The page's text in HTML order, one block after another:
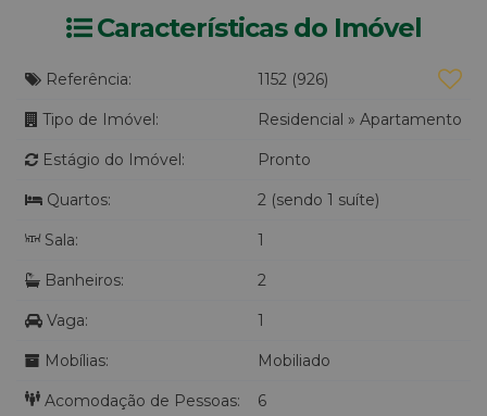
Características do Imóvel
Referência: 1152 (926)
Tipo de Imóvel: Residencial » Apartamento
Estágio do Imóvel: Pronto
Quartos: 2 (sendo 1 suíte)
Sala: 1
Banheiros: 2
Vaga: 1
Mobílias: Mobiliado
Acomodação de Pessoas: 6